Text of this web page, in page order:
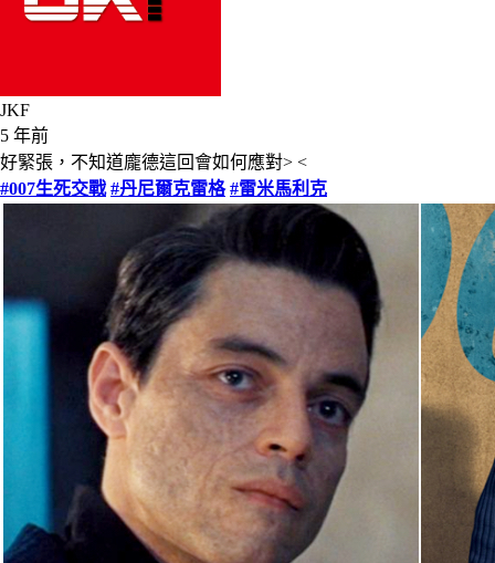
JKF
5 年前
好緊張，不知道龐德這回會如何應對> <
#007生死交戰 #丹尼爾克雷格 #雷米馬利克